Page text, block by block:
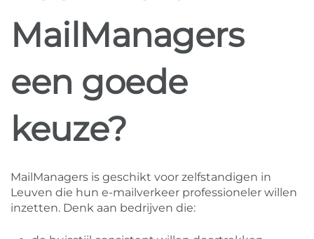
MailManagers
een goede
keuze?
MailManagers is geschikt voor zelfstandigen in
Leuven die hun e-mailverkeer professioneler willen
inzetten. Denk aan bedrijven die: